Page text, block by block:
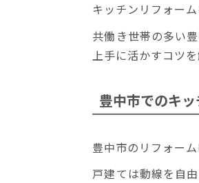
キッチンリフォーム
共働き世帯の多い豊
上手に活かすコツを
豊中市でのキ
豊中市のリフォーム
戸建ては動線を自